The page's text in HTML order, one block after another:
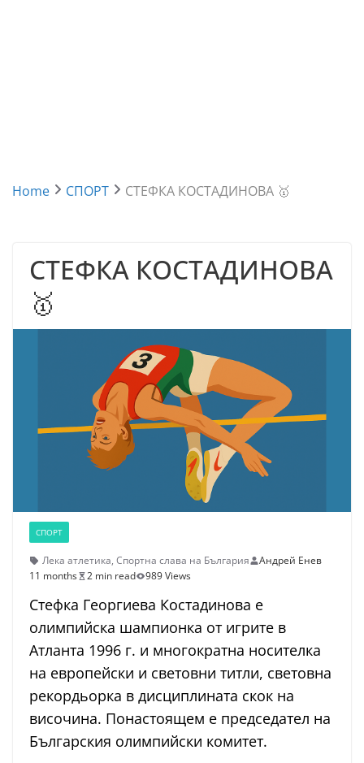
Home СПОРТ СТЕФКА КОСТАДИНОВА 🥇
СТЕФКА КОСТАДИНОВА
🥇
СПОРТ
Лека атлетика, Спортна слава на България
Андрей Енев
11 months
2 min read 989 Views
Стефка Георгиева Костадинова е
олимпийска шампионка от игрите в
Атланта 1996 г. и многократна носителка
на европейски и световни титли, световна
рекордьорка в дисциплината скок на
височина. Понастоящем е председател на
Българския олимпийски комитет.